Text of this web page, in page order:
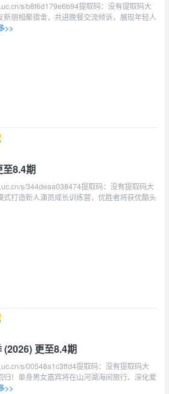
s/b8f6d179e6b94提取码：没有提取码大
朋相聚宿舍，共进晚餐交流倾诉，展现年轻人
>>
8.4期
s/344deaa038474提取码：没有提取码大
打造新人演员成长训练营，优胜者将获优酷头
(2026) 更至8.4期
s/00548a1c3ffd4提取码：没有提取码大
！单身男女嘉宾将在山河湖海间旅行、深化爱
>>